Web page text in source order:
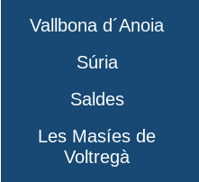
Vallbona d´Anoia
Súria
Saldes
Les Masíes de
Voltregà